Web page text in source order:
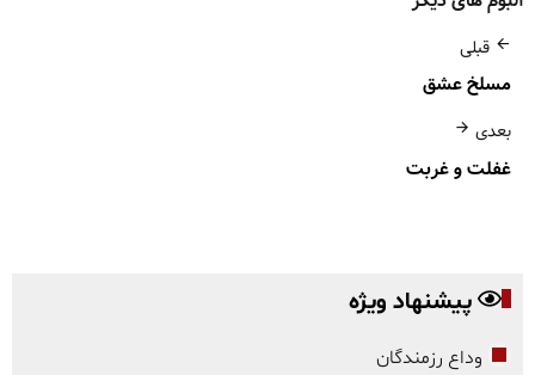
قبلی
مسلخ عشق
بعدی
غفلت و غربت
پیشنهاد ویژه
وداع رزمندگان